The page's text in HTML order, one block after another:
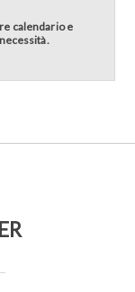
calendario e